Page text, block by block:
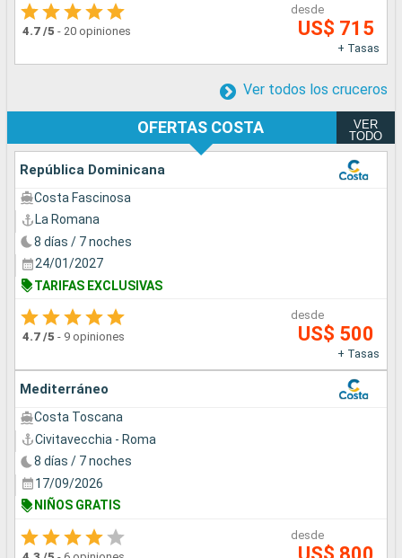
4.7 /5 - 20 opiniones
desde
US$ 715
+ Tasas
Ver todos los cruceros
OFERTAS COSTA
VER
TODO
República Dominicana
Costa Fascinosa
La Romana
8 días / 7 noches
24/01/2027
TARIFAS EXCLUSIVAS
4.7 /5 - 9 opiniones
desde
US$ 500
+ Tasas
Mediterráneo
Costa Toscana
Civitavecchia - Roma
8 días / 7 noches
17/09/2026
NIÑOS GRATIS
desde